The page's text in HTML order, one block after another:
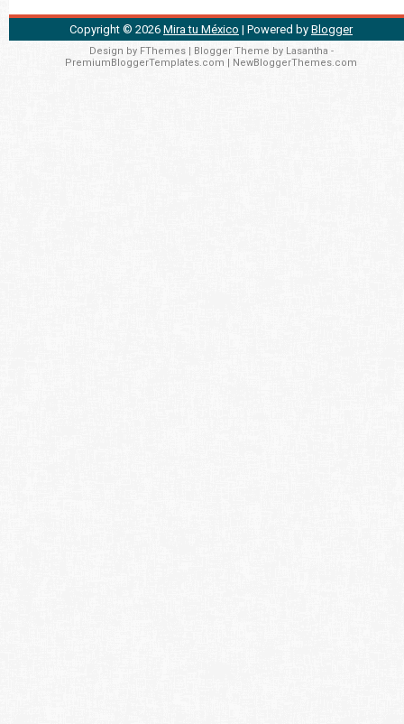
Copyright © 2026 Mira tu México | Powered by Blogger
Design by FThemes| Blogger Theme by Lasantha -
PremiumBloggerTemplates.com | NewBloggerThemes.com